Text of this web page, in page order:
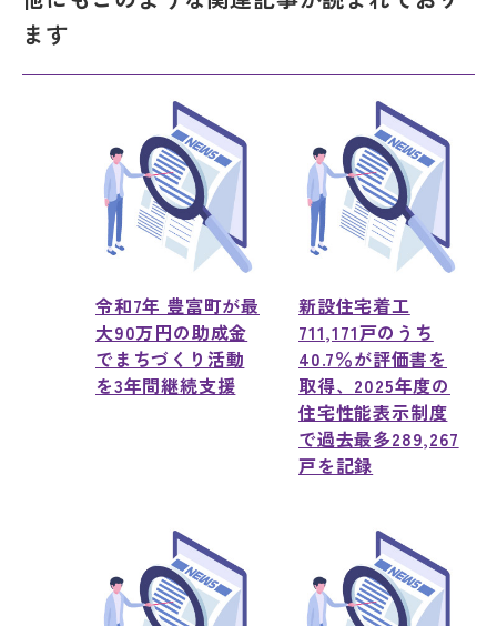
ます
令和7年 豊富町が最
大90万円の助成金
でまちづくり活動
を3年間継続支援
新設住宅着工
711,171戸のうち
40.7％が評価書を
取得、2025年度の
住宅性能表示制度
で過去最多289,267
戸を記録